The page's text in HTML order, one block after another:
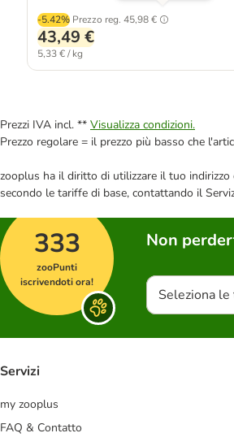
-5.42% Prezzo reg. 45,98 €
43,49 €
5,33 € / kg
Prezzi IVA incl. ** Visualizza condizioni.
Prezzo regolare = il prezzo più basso che
zooplus ha il diritto di utilizzare il tuo
secondo le tariffe di base, contattando il
333
zooPunti
iscrivendoti ora!
Non
Seleziona
Servizi
my zooplus
FAQ & Contatto